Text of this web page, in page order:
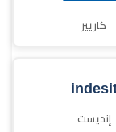
كاريير
إنديست